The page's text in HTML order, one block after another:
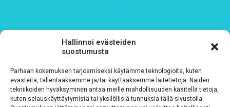
Hallinnoi evästeiden
suostumusta
Parhaan kokemuksen tarjoamiseksi käytämme teknologioita, kuten
evästeitä, tallentaaksemme ja/tai käyttääksemme laitetietoja. Näiden
tekniikoiden hyväksyminen antaa meille mahdollisuuden käsitellä tietoja,
kuten selauskäyttäytymistä tai yksilöllisiä tunnuksia tällä sivustolla.
Tilaa uutiskirjeemme
Sähköposti *